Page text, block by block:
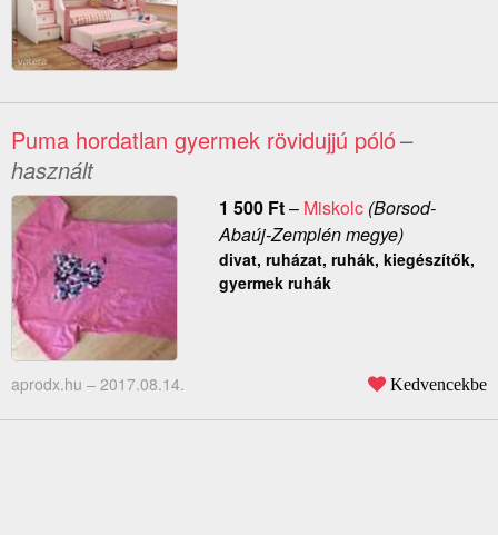
Puma hordatlan gyermek rövidujjú póló–
használt
1 500 Ft– Miskolc(Borsod-
Abaúj-Zemplén megye)
divat, ruházat, ruhák, kiegészítők,
gyermek ruhák
aprodx.hu – 2017.08.14. Kedvencekbe